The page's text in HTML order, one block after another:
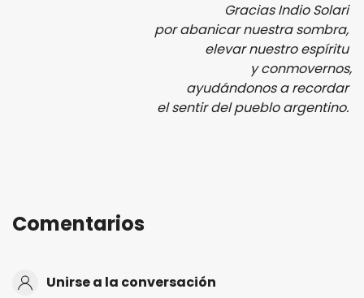
Gracias Indio Solari
por abanicar nuestra sombra,
elevar nuestro espíritu
y conmovernos,
ayudándonos a recordar
el sentir del pueblo argentino.
Comentarios
Unirse a la conversación